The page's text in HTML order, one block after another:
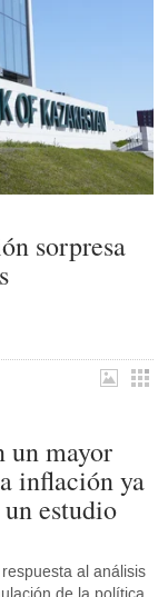
sorpresa
un mayor
inflación ya
un estudio
al análisis